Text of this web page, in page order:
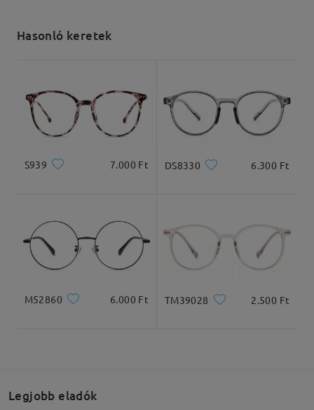
Termékméretek
Kiszállítva
Hasonló keretek
S939 7.000 Ft DS8330 6.300 Ft
M52860 6.000 Ft TM39028 2.500 Ft
Legjobb eladók